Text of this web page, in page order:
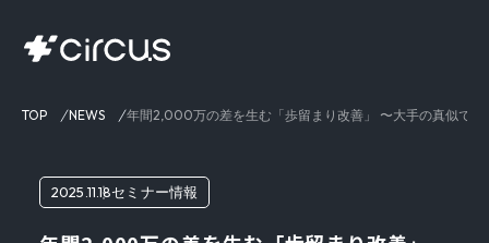
TOP NEWS 年間2,000万の差を生む「歩留まり改善」 〜大手の真似で
2025.11.18セミナー情報